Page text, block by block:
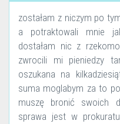
zostałam z niczym po
a potraktowali mnie
dostałam nic z
zwrocili mi pieniedzy
oszukana na
suma moglabym za to
muszę bronić swoich
sprawa jest w